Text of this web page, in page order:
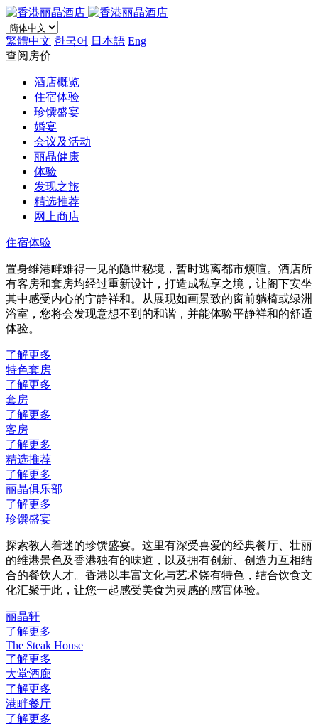
繁體中文 한국어 日本語 Eng
查阅房价
酒店概览
住宿体验
珍馔盛宴
婚宴
会议及活动
丽晶健康
体验
发现之旅
精选推荐
网上商店
住宿体验
置身维港畔难得一见的隐世秘境，暂时逃离都市烦喧。酒店所
有客房和套房均经过重新设计，打造成私享之境​，让阁下安坐
其中感受内心的宁静祥和。从展现如画景致的窗前躺椅或绿洲
浴室，您将会发现意想不到的和谐，并能体验平静祥和的舒适
体验。
了解更多
特色套房
了解更多
套房
了解更多
客房
了解更多
精选推荐
了解更多
丽晶俱乐部
了解更多
珍馔盛宴
探索教人着迷的珍馔盛宴。这里有深受喜爱的经典餐厅、壮丽
的维港景色及香港独有的味道，以及拥有创新、创造力互相结
合的餐饮人才。香港以丰富文化与艺术饶有特色，结合饮食文
化汇聚于此，让您一起感受美食为灵感的感官体验。
丽晶轩
了解更多
The Steak House
了解更多
大堂酒廊
了解更多
港畔餐厅
了解更多